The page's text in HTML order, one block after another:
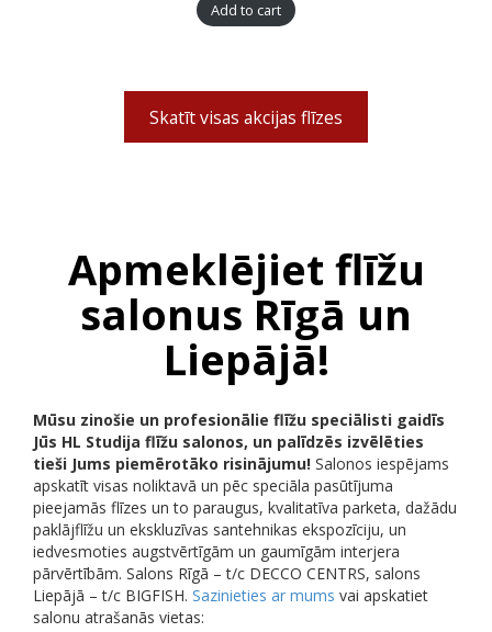
Add to cart
Skatīt visas akcijas flīzes
Apmeklējiet flīžu
salonus Rīgā un
Liepājā!
Mūsu zinošie un profesionālie flīžu speciālisti gaidīs
Jūs HL Studija flīžu salonos, un palīdzēs izvēlēties
tieši Jums piemērotāko risinājumu! Salonos iespējams
apskatīt visas noliktavā un pēc speciāla pasūtījuma
pieejamās flīzes un to paraugus, kvalitatīva parketa, dažādu
paklājflīžu un ekskluzīvas santehnikas ekspozīciju, un
iedvesmoties augstvērtīgām un gaumīgām interjera
pārvērtībām. Salons Rīgā – t/c DECCO CENTRS, salons
Liepājā – t/c BIGFISH. Sazinieties ar mums vai apskatiet
salonu atrašanās vietas: